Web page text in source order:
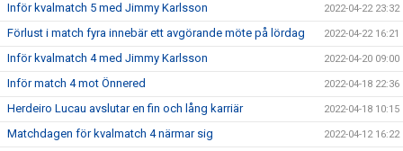
Inför kvalmatch 5 med Jimmy Karlsson 2022-04-22 23:32
Förlust i match fyra innebär ett avgörande möte på lördag 2022-04-22 16:21
Inför kvalmatch 4 med Jimmy Karlsson 2022-04-20 09:00
Inför match 4 mot Önnered 2022-04-18 22:36
Herdeiro Lucau avslutar en fin och lång karriär 2022-04-18 10:15
Matchdagen för kvalmatch 4 närmar sig 2022-04-12 16:22